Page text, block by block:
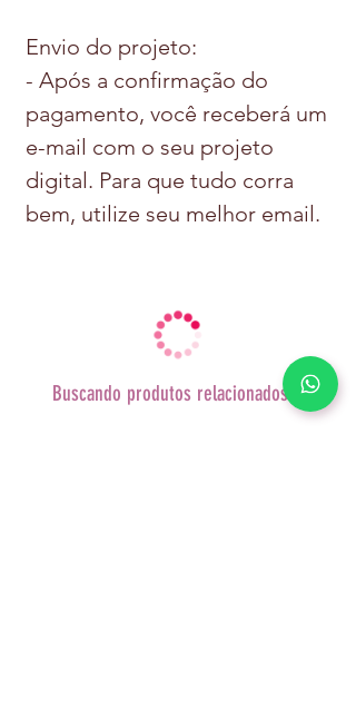
Envio do projeto:
- Após a confirmação do
pagamento, você receberá um
e-mail com o seu projeto
digital. Para que tudo corra
bem, utilize seu melhor email.
Buscando produtos relacionados...